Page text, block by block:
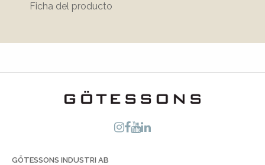
Ficha del producto
GÖTESSONS INDUSTRI AB